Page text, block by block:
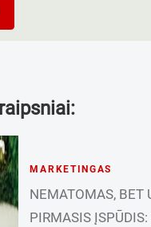
MARKETINGAS
NEMATOMAS, BET
PIRMASIS ĮSPŪDIS: